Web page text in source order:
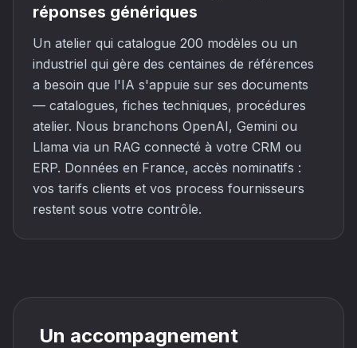
réponses génériques
Un atelier qui catalogue 200 modèles ou un
industriel qui gère des centaines de références
a besoin que l'IA s'appuie sur ses documents
— catalogues, fiches techniques, procédures
atelier. Nous branchons OpenAI, Gemini ou
Llama via un RAG connecté à votre CRM ou
ERP. Données en France, accès nominatifs :
vos tarifs clients et vos process fournisseurs
restent sous votre contrôle.
Un accompagnement